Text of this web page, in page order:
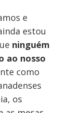
e
estou
ninguém
ao nosso
como
os